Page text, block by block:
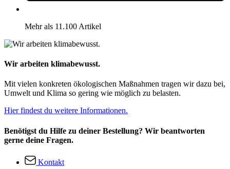
Mehr als 11.100 Artikel
Wir arbeiten klimabewusst.
Mit vielen konkreten ökologischen Maßnahmen tragen wir dazu bei,
Umwelt und Klima so gering wie möglich zu belasten.
Hier findest du weitere Informationen.
Benötigst du Hilfe zu deiner Bestellung? Wir beantworten
gerne deine Fragen.
Kontakt